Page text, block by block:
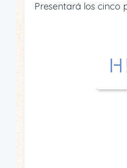
Presentará los cinco